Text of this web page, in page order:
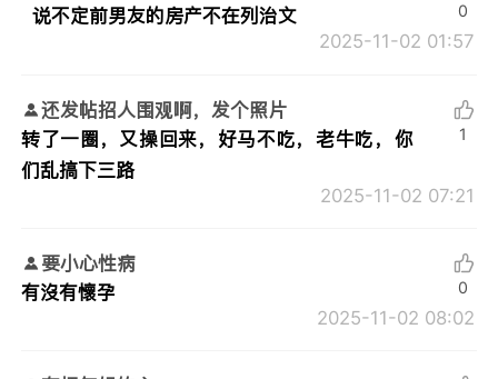
说不定前男友的房产不在列治文
2025-11-02 01:57
0
还发帖招人围观啊，发个照片
转了一圈，又操回来，好马不吃，老牛吃，你
们乱搞下三路
2025-11-02 07:21
1
要小心性病
有沒有懷孕
2025-11-02 08:02
0